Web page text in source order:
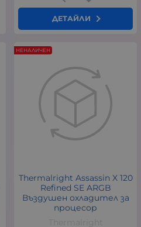
ДЕТАЙЛИ
Thermalright Assassin X 120
Refined SE ARGB
Въздушен охладител за
процесор
НЕНАЛИЧЕН